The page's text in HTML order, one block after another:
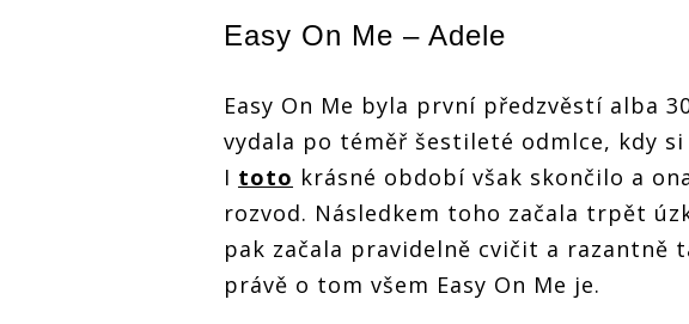
Easy On Me – Adele
Easy On Me byla první předzvěstí alba
vydala po téměř šestileté odmlce, kdy
I toto krásné období však skončilo a
rozvod. Následkem toho začala trpět
pak začala pravidelně cvičit a razantně
právě o tom všem Easy On Me je.